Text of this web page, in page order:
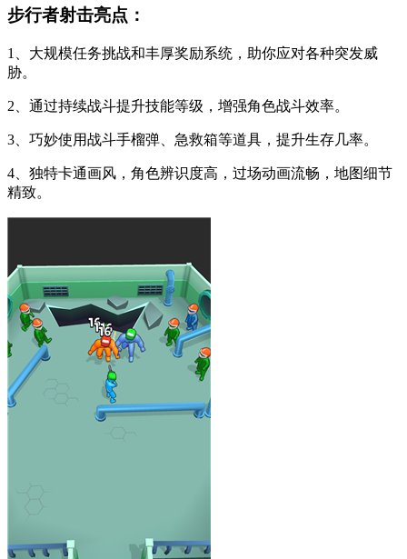
步行者射击亮点：
1、大规模任务挑战和丰厚奖励系统，助你应对各种突发威
胁。
2、通过持续战斗提升技能等级，增强角色战斗效率。
3、巧妙使用战斗手榴弹、急救箱等道具，提升生存几率。
4、独特卡通画风，角色辨识度高，过场动画流畅，地图细节
精致。